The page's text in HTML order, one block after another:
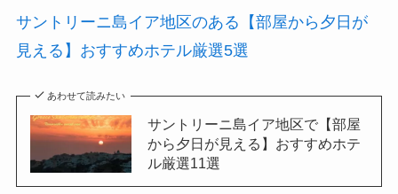
サントリーニ島イア地区のある【部屋から夕日が
見える】おすすめホテル厳選5選
あわせて読みたい
サントリーニ島イア地区で【部屋
から夕日が見える】おすすめホテ
ル厳選11選